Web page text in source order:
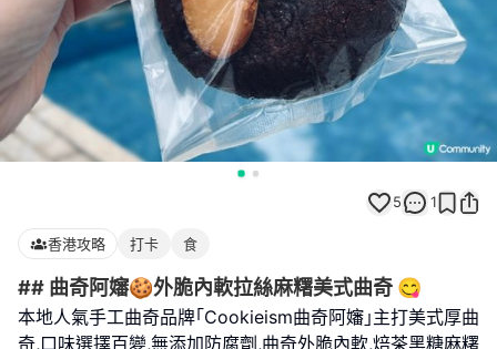
5 1
香港攻略 打卡 食
## 曲奇阿嬸🍪外脆內軟拉絲麻糬美式曲奇 😋
本地人氣手工曲奇品牌｢Cookieism曲奇阿嬸｣主打美式厚曲
奇,口味選擇百變,無添加防腐劑,曲奇外脆內軟,焙茶黑糖麻糬